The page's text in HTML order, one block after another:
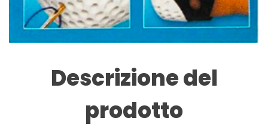
Descrizione del
prodotto